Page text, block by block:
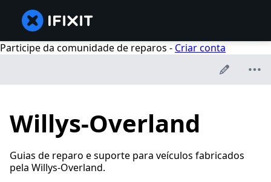
Participe da comunidade de reparos - Criar conta
Willys-Overland
Guias de reparo e suporte para veículos fabricados
pela Willys-Overland.